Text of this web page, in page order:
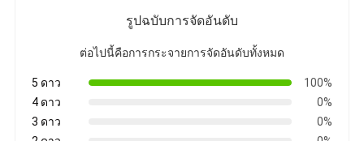
รูปฉบับการจัดอันดับ
ต่อไปนี้คือการกระจายการจัดอันดับทั้งหมด
5 ดาว
100%
4 ดาว
0%
3 ดาว
0%